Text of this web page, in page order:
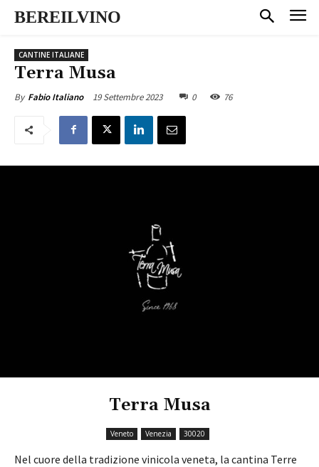
BEREILVINO
CANTINE ITALIANE
Terra Musa
By Fabio Italiano 19 Settembre 2023 0 76
Terra Musa
Veneto Venezia 30020
Nel cuore della tradizione vinicola veneta, la cantina Terre